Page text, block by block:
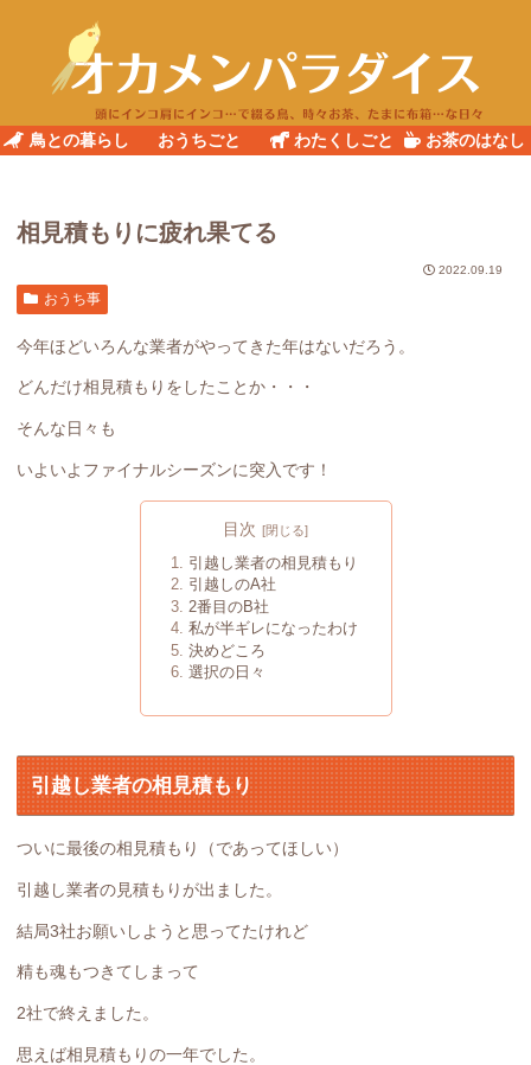
鳥との暮らし おうちごと わたくしごと お茶のはなし
相見積もりに疲れ果てる
2022.09.19
おうち事
今年ほどいろんな業者がやってきた年はないだろう。
どんだけ相見積もりをしたことか・・・
そんな日々も
いよいよファイナルシーズンに突入です！
目次
引越し業者の相見積もり
引越しのA社
2番目のB社
私が半ギレになったわけ
決めどころ
選択の日々
引越し業者の相見積もり
ついに最後の相見積もり（であってほしい）
引越し業者の見積もりが出ました。
結局3社お願いしようと思ってたけれど
精も魂もつきてしまって
2社で終えました。
思えば相見積もりの一年でした。